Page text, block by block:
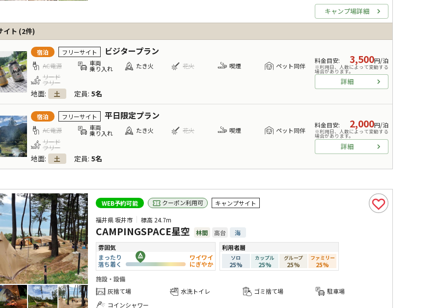
キャンプ場詳細
イト (2件)
宿泊 フリーサイト ビジタープラン
AC電源 車両
乗り入れ たき火 花火 喫煙
ペット同伴
リード
フリー
地面: 土 定員: 5名
料金目安: 3,500円/泊
※利用日、人数によって変動する
場合があります。
詳細
宿泊 フリーサイト 平日限定プラン
AC電源 車両
乗り入れ たき火 花火 喫煙
ペット同伴
リード
フリー
地面: 土 定員: 5名
料金目安: 2,000円/泊
※利用日、人数によって変動する
場合があります。
詳細
WEB予約可能 クーポン利用可
キャンプサイト
福井県 坂井市
標高 24.7m
CAMPINGSPACE星空 林間 高台
海
雰囲気
まったり
落ち着く
ワイワイ
にぎやか
利用者層
ソロ
25%
カップル
25%
グループ
25%
ファミリー
25%
施設・設備
灰捨て場
水洗トイレ ゴミ捨て場
駐車場
コインシャワー